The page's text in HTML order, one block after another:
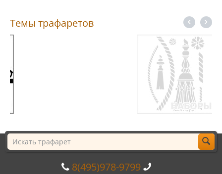
Темы трафаретов
8(495)978-9799